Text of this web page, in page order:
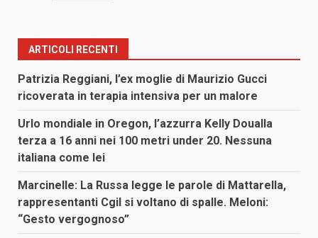
ARTICOLI RECENTI
Patrizia Reggiani, l’ex moglie di Maurizio Gucci
ricoverata in terapia intensiva per un malore
Urlo mondiale in Oregon, l’azzurra Kelly Doualla
terza a 16 anni nei 100 metri under 20. Nessuna
italiana come lei
Marcinelle: La Russa legge le parole di Mattarella,
rappresentanti Cgil si voltano di spalle. Meloni:
“Gesto vergognoso”